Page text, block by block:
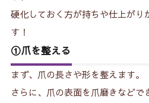
硬化しておく方が持ちや仕上がり
す！
①爪を整える
まず、爪の長さや形を整えます。
さらに、爪の表面を爪磨きなどで